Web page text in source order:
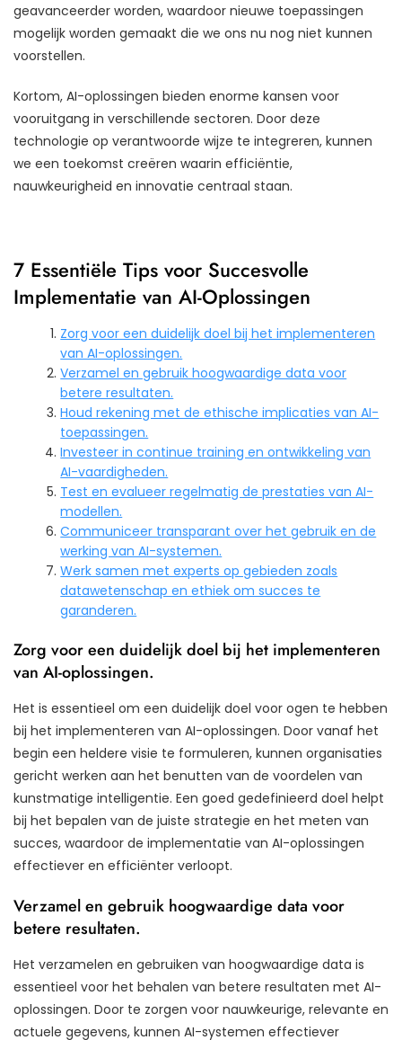
geavanceerder worden, waardoor nieuwe toepassingen
mogelijk worden gemaakt die we ons nu nog niet kunnen
voorstellen.
Kortom, AI-oplossingen bieden enorme kansen voor
vooruitgang in verschillende sectoren. Door deze
technologie op verantwoorde wijze te integreren, kunnen
we een toekomst creëren waarin efficiëntie,
nauwkeurigheid en innovatie centraal staan.
7 Essentiële Tips voor Succesvolle
Implementatie van AI-Oplossingen
Zorg voor een duidelijk doel bij het implementeren
van AI-oplossingen.
Verzamel en gebruik hoogwaardige data voor
betere resultaten.
Houd rekening met de ethische implicaties van AI-
toepassingen.
Investeer in continue training en ontwikkeling van
AI-vaardigheden.
Test en evalueer regelmatig de prestaties van AI-
modellen.
Communiceer transparant over het gebruik en de
werking van AI-systemen.
Werk samen met experts op gebieden zoals
datawetenschap en ethiek om succes te
garanderen.
Zorg voor een duidelijk doel bij het implementeren
van AI-oplossingen.
Het is essentieel om een duidelijk doel voor ogen te hebben
bij het implementeren van AI-oplossingen. Door vanaf het
begin een heldere visie te formuleren, kunnen organisaties
gericht werken aan het benutten van de voordelen van
kunstmatige intelligentie. Een goed gedefinieerd doel helpt
bij het bepalen van de juiste strategie en het meten van
succes, waardoor de implementatie van AI-oplossingen
effectiever en efficiënter verloopt.
Verzamel en gebruik hoogwaardige data voor
betere resultaten.
Het verzamelen en gebruiken van hoogwaardige data is
essentieel voor het behalen van betere resultaten met AI-
oplossingen. Door te zorgen voor nauwkeurige, relevante en
actuele gegevens, kunnen AI-systemen effectiever